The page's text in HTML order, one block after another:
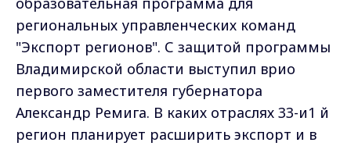
региональных управленческих команд
"Экспорт регионов". С защитой программы
Владимирской области выступил врио
первого заместителя губернатора
Александр Ремига. В каких отраслях 33-и1 й
регион планирует расширить экспорт и в